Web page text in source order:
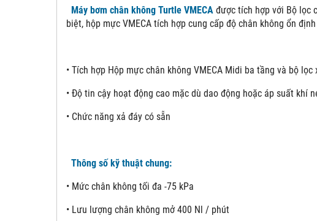
Máy bơm chân không Turtle VMECA được tích hợp với Bộ lọc
biệt, hộp mực VMECA tích hợp cung cấp độ chân không ổn
• Tích hợp Hộp mực chân không VMECA Midi ba tầng và bộ
• Độ tin cậy hoạt động cao mặc dù dao động hoặc áp suất khí
• Chức năng xả đáy có sẵn
Thông số kỹ thuật chung:
• Mức chân không tối đa -75 kPa
• Lưu lượng chân không mở 400 Nl / phút